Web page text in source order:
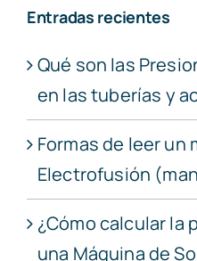
Entradas recientes
Qué son las
en las tuberías y
Formas de leer un
Electrofusión
¿Cómo calcular la
una Máquina de